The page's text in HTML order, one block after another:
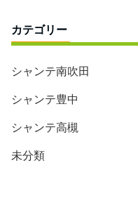
カテゴリー
シャンテ南吹田
シャンテ豊中
シャンテ高槻
未分類